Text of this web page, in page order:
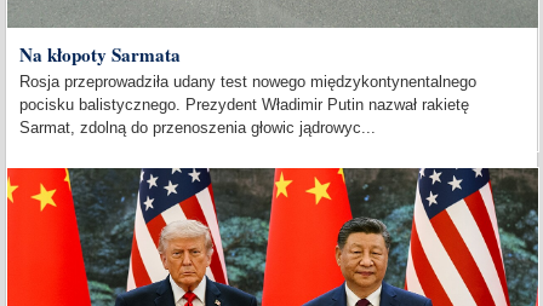
Na kłopoty Sarmata
Rosja przeprowadziła udany test nowego międzykontynentalnego
pocisku balistycznego. Prezydent Władimir Putin nazwał rakietę
Sarmat, zdolną do przenoszenia głowic jądrowyc...